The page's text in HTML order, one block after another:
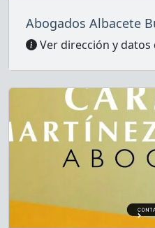
Abogados Albacete
Ver dirección y datos